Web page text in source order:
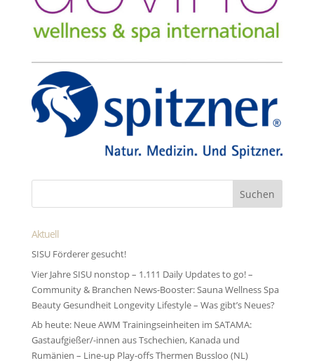
Aktuell
SISU Förderer gesucht!
Vier Jahre SISU nonstop – 1.111 Daily Updates to go! –
Community & Branchen News-Booster: Sauna Wellness Spa
Beauty Gesundheit Longevity Lifestyle – Was gibt’s Neues?
Ab heute: Neue AWM Trainingseinheiten im SATAMA:
Gastaufgießer/-innen aus Tschechien, Kanada und
Rumänien – Line-up Play-offs Thermen Bussloo (NL)